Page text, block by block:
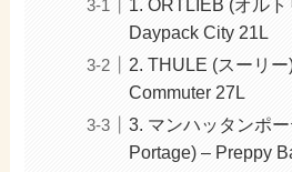
1. ORTLIEB (オル
Daypack City 21L
2. THULE (スーリ
Commuter 27L
3. マンハッタンポ
Portage) – Preppy